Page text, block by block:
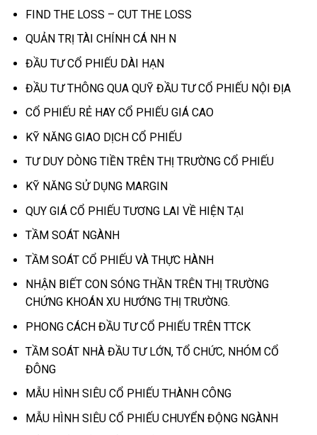
FIND THE LOSS – CUT THE LOSS
QUẢN TRỊ TÀI CHÍNH CÁ NH N
ĐẦU TƯ CỔ PHIẾU DÀI HẠN
ĐẦU TƯ THÔNG QUA QUỸ ĐẦU TƯ CỔ PHIẾU NỘI ĐỊA
CỔ PHIẾU RẺ HAY CỔ PHIẾU GIÁ CAO
KỸ NĂNG GIAO DỊCH CỔ PHIẾU
TƯ DUY DÒNG TIỀN TRÊN THỊ TRƯỜNG CỔ PHIẾU
KỸ NĂNG SỬ DỤNG MARGIN
QUY GIÁ CỔ PHIẾU TƯƠNG LAI VỀ HIỆN TẠI
TẦM SOÁT NGÀNH
TẦM SOÁT CỔ PHIẾU VÀ THỰC HÀNH
NHẬN BIẾT CON SÓNG THẦN TRÊN THỊ TRƯỜNG
CHỨNG KHOÁN XU HƯỚNG THỊ TRƯỜNG.
PHONG CÁCH ĐẦU TƯ CỔ PHIẾU TRÊN TTCK
TẦM SOÁT NHÀ ĐẦU TƯ LỚN, TỔ CHỨC, NHÓM CỔ
ĐÔNG
MẪU HÌNH SIÊU CỔ PHIẾU THÀNH CÔNG
MẪU HÌNH SIÊU CỔ PHIẾU CHUYỂN ĐỘNG NGÀNH